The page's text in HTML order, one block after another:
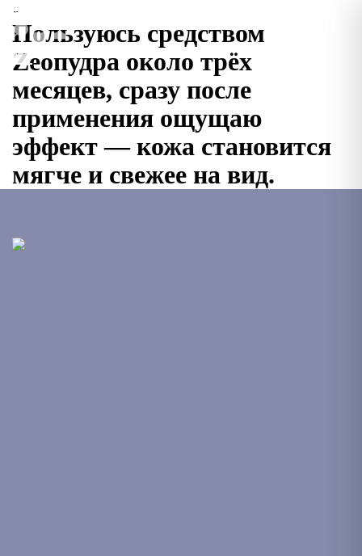
«
Пользуюсь средством
Zeoпудра около трёх
месяцев, сразу после
применения ощущаю
эффект — кожа становится
мягче и свежее на вид.